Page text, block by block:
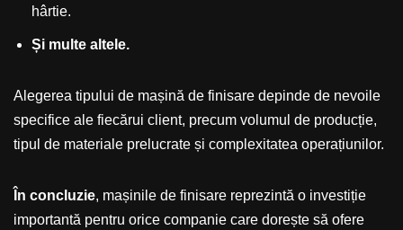
hârtie.
Și multe altele.
Alegerea tipului de mașină de finisare depinde de nevoile
specifice ale fiecărui client, precum volumul de producție,
tipul de materiale prelucrate și complexitatea operațiunilor.
În concluzie, mașinile de finisare reprezintă o investiție
importantă pentru orice companie care dorește să ofere